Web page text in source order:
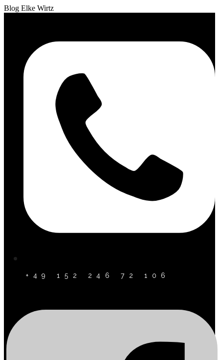
Blog Elke Wirtz
+49 152 246 72 106